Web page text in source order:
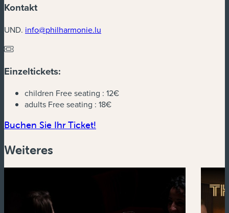
Kontakt
UND. info@philharmonie.lu
Einzeltickets:
children Free seating : 12€
adults Free seating : 18€
Buchen Sie Ihr Ticket!
Weiteres